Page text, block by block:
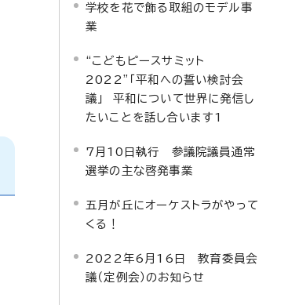
学校を花で飾る取組のモデル事
業
“こどもピースサミット
2022”「平和への誓い検討会
議」 平和について世界に発信し
たいことを話し合います1
7月10日執行 参議院議員通常
選挙の主な啓発事業
五月が丘にオーケストラがやって
くる！
2022年6月16日 教育委員会
議（定例会）のお知らせ